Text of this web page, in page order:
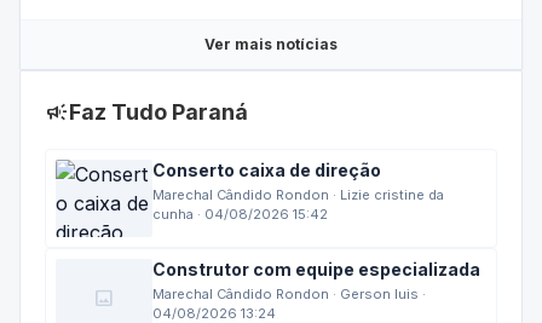
Ver mais notícias
campaignFaz Tudo Paraná
Conserto caixa de direção
Marechal Cândido Rondon · Lizie cristine da
cunha · 04/08/2026 15:42
image
Construtor com equipe especializada
Marechal Cândido Rondon · Gerson luis ·
04/08/2026 13:24